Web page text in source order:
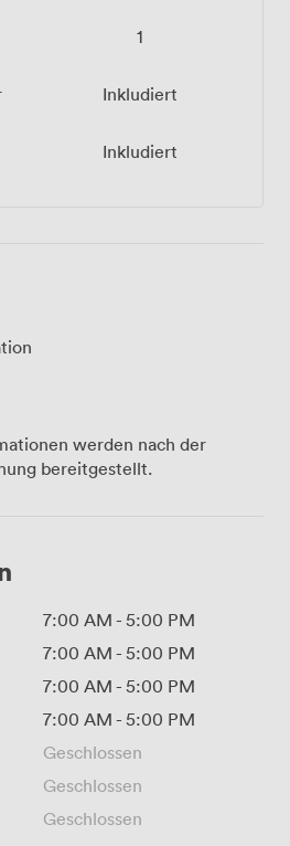
1
Inkludiert
Inkludiert
werden nach der
bereitgestellt.
7:00 AM - 5:00 PM
7:00 AM - 5:00 PM
7:00 AM - 5:00 PM
7:00 AM - 5:00 PM
Geschlossen
Geschlossen
Geschlossen